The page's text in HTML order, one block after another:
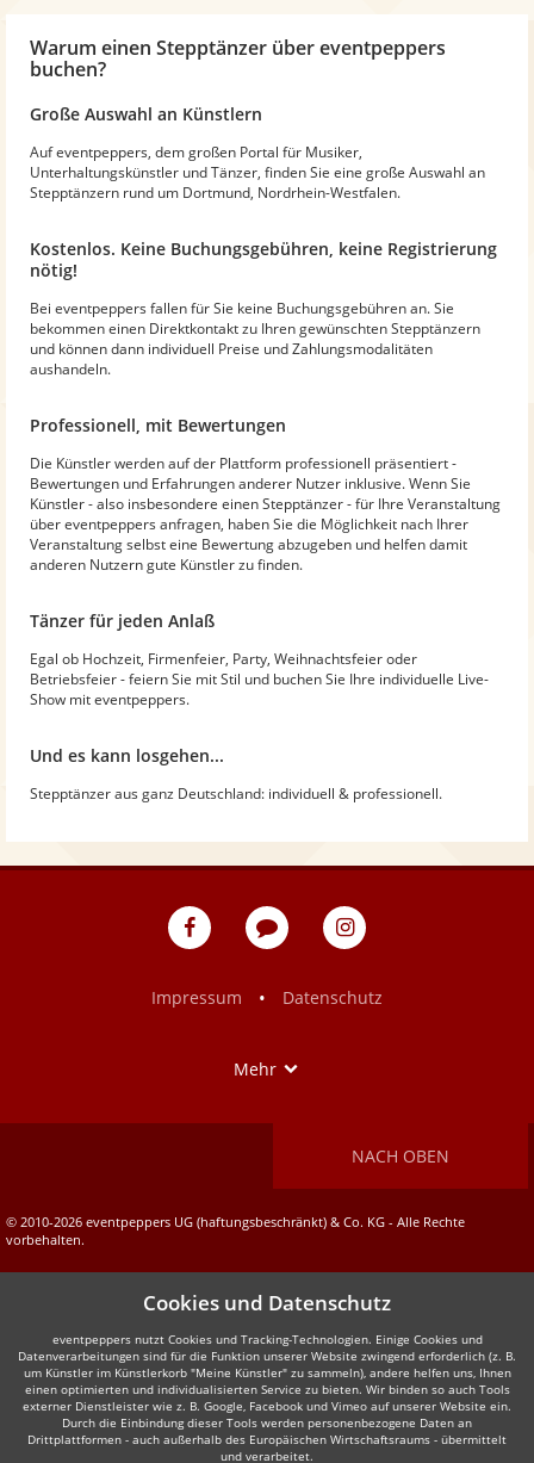
Warum einen Stepptänzer über eventpeppers
buchen?
Große Auswahl an Künstlern
Auf eventpeppers, dem großen Portal für Musiker,
Unterhaltungskünstler und Tänzer, finden Sie eine große Auswahl an
Stepptänzern rund um Dortmund, Nordrhein-Westfalen.
Kostenlos. Keine Buchungsgebühren, keine Registrierung
nötig!
Bei eventpeppers fallen für Sie keine Buchungsgebühren an. Sie
bekommen einen Direktkontakt zu Ihren gewünschten Stepptänzern
und können dann individuell Preise und Zahlungsmodalitäten
aushandeln.
Professionell, mit Bewertungen
Die Künstler werden auf der Plattform professionell präsentiert -
Bewertungen und Erfahrungen anderer Nutzer inklusive. Wenn Sie
Künstler - also insbesondere einen Stepptänzer - für Ihre Veranstaltung
über eventpeppers anfragen, haben Sie die Möglichkeit nach Ihrer
Veranstaltung selbst eine Bewertung abzugeben und helfen damit
anderen Nutzern gute Künstler zu finden.
Tänzer für jeden Anlaß
Egal ob Hochzeit, Firmenfeier, Party, Weihnachtsfeier oder
Betriebsfeier - feiern Sie mit Stil und buchen Sie Ihre individuelle Live-
Show mit eventpeppers.
Und es kann losgehen...
Stepptänzer aus ganz Deutschland: individuell & professionell.
eventpeppers
Blog
eventpeppers
Impressum
• Datenschutz
Mehr
NACH OBEN
© 2010-2026 eventpeppers UG (haftungsbeschränkt) & Co. KG - Alle Rechte
vorbehalten.
Cookies und Datenschutz
eventpeppers nutzt Cookies und Tracking-Technologien. Einige Cookies und
Datenverarbeitungen sind für die Funktion unserer Website zwingend erforderlich (z. B.
um Künstler im Künstlerkorb "Meine Künstler" zu sammeln), andere helfen uns, Ihnen
einen optimierten und individualisierten Service zu bieten. Wir binden so auch Tools
externer Dienstleister wie z. B. Google, Facebook und Vimeo auf unserer Website ein.
Durch die Einbindung dieser Tools werden personenbezogene Daten an
Drittplattformen - auch außerhalb des Europäischen Wirtschaftsraums - übermittelt
und verarbeitet.